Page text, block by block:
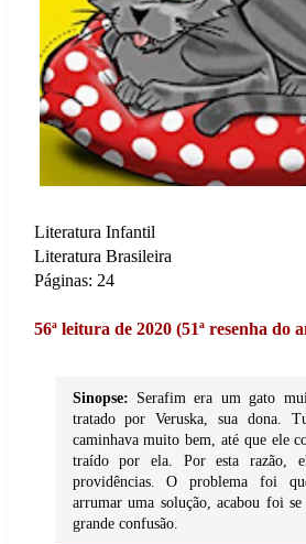
Literatura Infantil
Literatura Brasileira
Páginas: 24
56ª leitura de 2020 (51ª resenha do
Sinopse: Serafim era um gato
tratado por Veruska, sua dona.
caminhava muito bem, até que ele
traído por ela. Por esta razão,
providências. O problema foi
arrumar uma solução, acabou foi
grande confusão.